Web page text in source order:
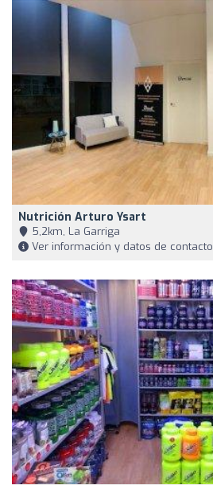
Nutrición Arturo Ysart
5,2km, La Garriga
Ver información y datos de contacto